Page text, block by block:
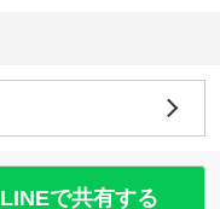
LINEで共有する